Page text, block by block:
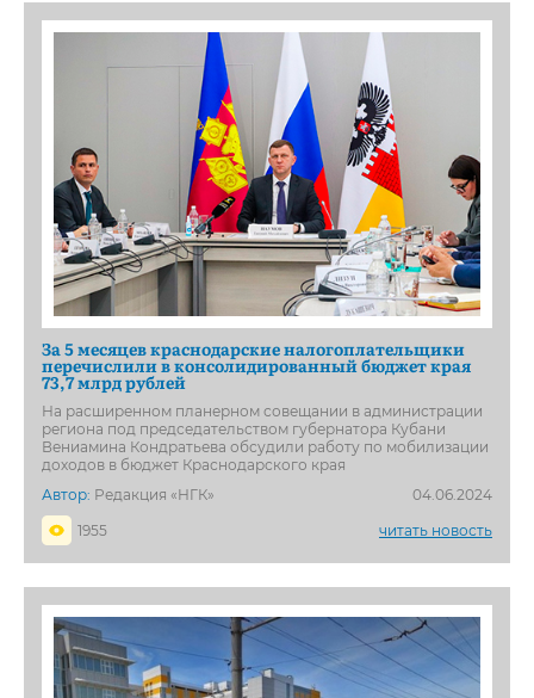
За 5 месяцев краснодарские налогоплательщики
перечислили в консолидированный бюджет края
73,7 млрд рублей
На расширенном планерном совещании в администрации
региона под председательством губернатора Кубани
Вениамина Кондратьева обсудили работу по мобилизации
доходов в бюджет Краснодарского края
Автор: Редакция «НГК»
04.06.2024
1955
читать новость